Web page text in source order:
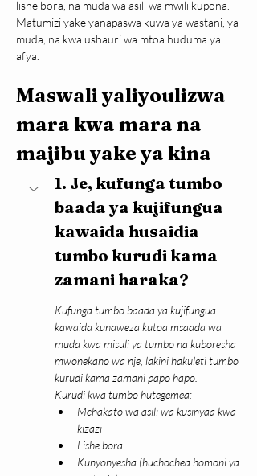
lishe bora, na muda wa asili wa mwili kupona.
Matumizi yake yanapaswa kuwa ya wastani, ya
muda, na kwa ushauri wa mtoa huduma ya
afya.
Maswali yaliyoulizwa
mara kwa mara na
majibu yake ya kina
1. Je, kufunga tumbo
baada ya kujifungua
kawaida husaidia
tumbo kurudi kama
zamani haraka?
Kufunga tumbo baada ya kujifungua
kawaida kunaweza kutoa msaada wa
muda kwa misuli ya tumbo na kuboresha
mwonekano wa nje, lakini hakuleti tumbo
kurudi kama zamani papo hapo.
Kurudi kwa tumbo hutegemea:
Mchakato wa asili wa kusinyaa kwa
kizazi
Lishe bora
Kunyonyesha (huchochea homoni ya